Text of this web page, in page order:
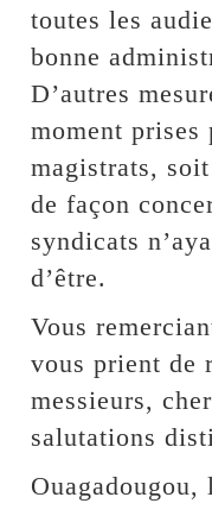
toutes les
bonne
D’autres
moment prises
magistrats,
de façon
syndicats
d’être.
Vous
vous prient de
messieurs,
salutations